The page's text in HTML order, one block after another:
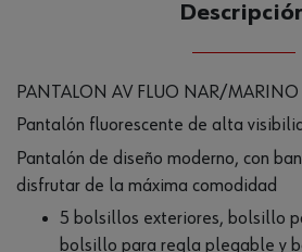
PANTALON AV FLUO NAR/
Pantalón fluorescente de alta
Pantalón de diseño moderno, con
disfrutar de la máxima comodidad
5 bolsillos exteriores, bolsillo
bolsillo para regla plegable y